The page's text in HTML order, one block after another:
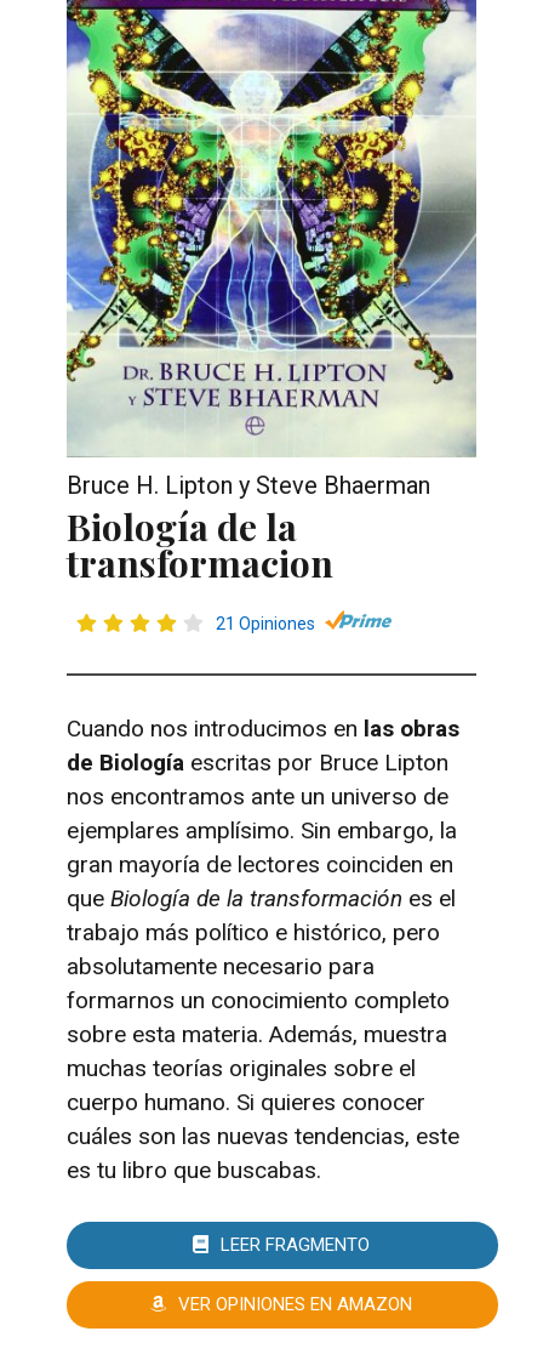
Bruce H. Lipton y Steve Bhaerman
Biología de la
transformacion
21 Opiniones
Cuando nos introducimos en las obras
de Biología escritas por Bruce Lipton
nos encontramos ante un universo de
ejemplares amplísimo. Sin embargo, la
gran mayoría de lectores coinciden en
que Biología de la transformación es el
trabajo más político e histórico, pero
absolutamente necesario para
formarnos un conocimiento completo
sobre esta materia. Además, muestra
muchas teorías originales sobre el
cuerpo humano. Si quieres conocer
cuáles son las nuevas tendencias, este
es tu libro que buscabas.
LEER FRAGMENTO
VER OPINIONES EN AMAZON